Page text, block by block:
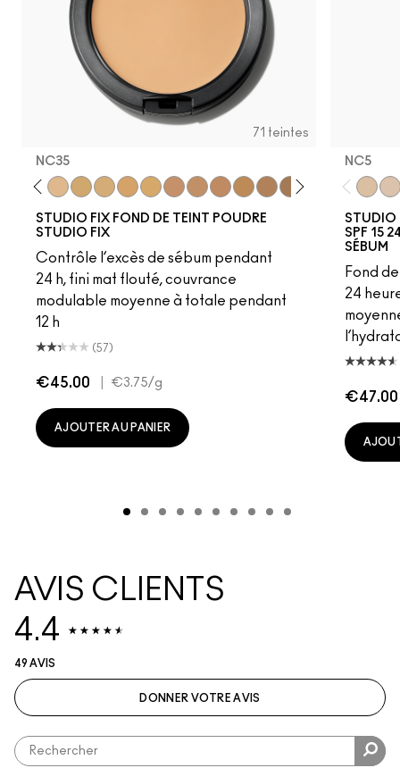
71 teintes
NC35​
STUDIO FIX FOND DE TEINT POUDRE
STUDIO FIX
Contrôle l’excès de sébum pendant
24 h, fini mat flouté, couvrance
modulable moyenne à totale pendant
12 h
(57)
€45.00 €3.75/g
AJOUTER AU PANIER
NC5
STUDIO
SPF 15
SÉBUM
Fond
24
€47.00
AVIS CLIENTS
4.4
49 AVIS
DONNER VOTRE AVIS